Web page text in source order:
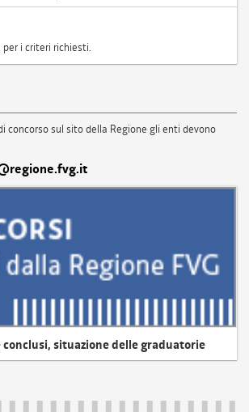
i criteri richiesti.
concorso sul sito della Regione gli enti devono
conclusi, situazione delle graduatorie